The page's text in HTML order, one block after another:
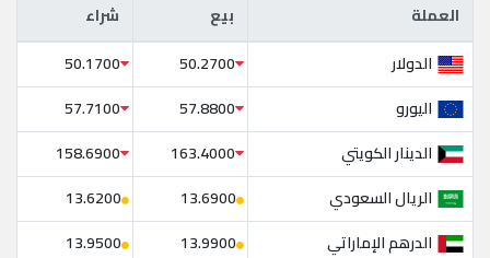
العملة بيع شراء العملة بيع
شراء
الدولار
50.2700
50.1700
اليورو
57.8800
57.7100
الدينار الكويتي
163.4000
158.6900
الريال السعودي
13.6900
13.6200
الدرهم الإماراتي
13.9900
13.9500